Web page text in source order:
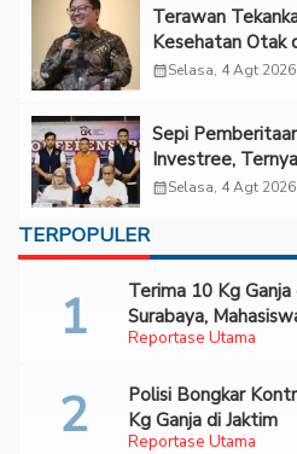
Terawan
Kesehatan Otak
Forum 2026 UPN
calendar_monthSelasa, 4 Agt 2026
Sepi
Investree,
calendar_monthSelasa, 4 Agt 2026
TERPOPULER
Reportase Utama
Terima 10 Kg
Surabaya,
Bareskrim
Reportase Utama
Polisi Bongkar
Kg Ganja di Jaktim